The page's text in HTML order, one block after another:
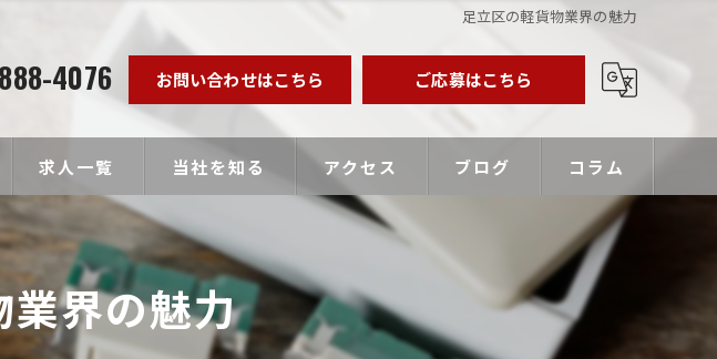
足立区の軽貨物業界の魅力
4076 お問い合わせはこちら ご応募はこちら
求人一覧 当社を知る
個人事業主
ドライバー
未経験
アクセス ブログ コラム
界の魅力